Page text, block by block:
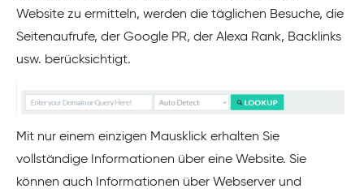
Website zu ermitteln, werden die täglichen Besuche, die
Seitenaufrufe, der Google PR, der Alexa Rank, Backlinks
usw. berücksichtigt.
Mit nur einem einzigen Mausklick erhalten Sie
vollständige Informationen über eine Website. Sie
können auch Informationen über Webserver und